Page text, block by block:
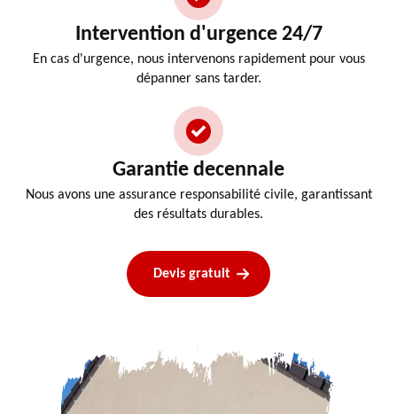
Intervention d'urgence 24/7
En cas d'urgence, nous intervenons rapidement pour vous
dépanner sans tarder.
Garantie decennale
Nous avons une assurance responsabilité civile, garantissant
des résultats durables.
Devis gratuit